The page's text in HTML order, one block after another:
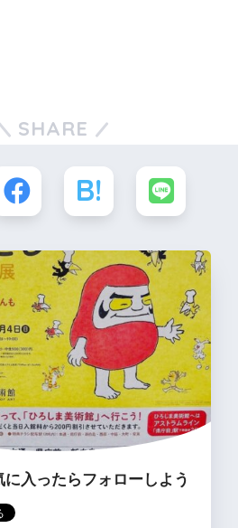
SHARE
に入ったらフォローしよう